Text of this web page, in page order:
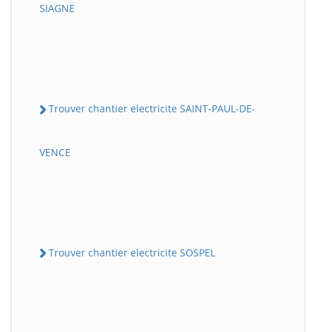
SIAGNE
Trouver chantier electricite SAINT-PAUL-DE-
VENCE
Trouver chantier electricite SOSPEL